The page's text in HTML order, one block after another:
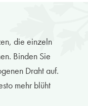
die einzeln
Binden Sie
Draht auf.
mehr blüht